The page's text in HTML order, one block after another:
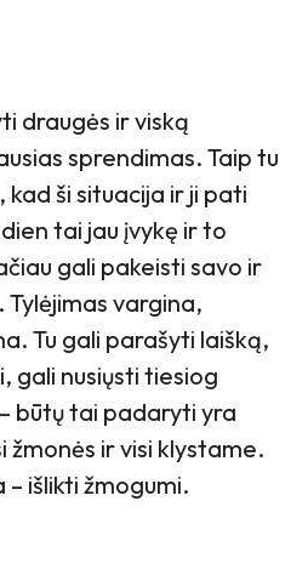
draugės ir viską
sprendimas. Taip tu
ši situacija ir ji pati
tai jau įvykę ir to
gali pakeisti savo ir
vargina,
Tu gali parašyti laišką,
gali nusiųsti tiesiog
būtų tai padaryti yra
žmonės ir visi klystame.
išlikti žmogumi.